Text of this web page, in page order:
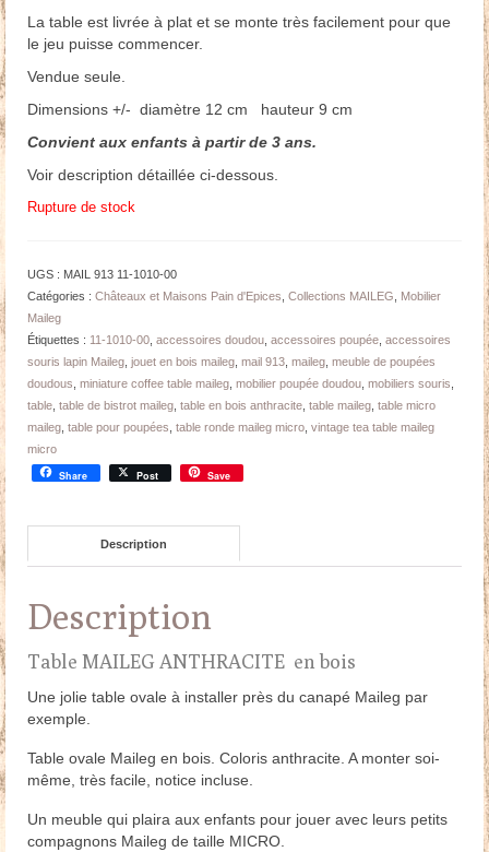
La table est livrée à plat et se monte très facilement pour que
le jeu puisse commencer.
Vendue seule.
Dimensions +/- diamètre 12 cm hauteur 9 cm
Convient aux enfants à partir de 3 ans.
Voir description détaillée ci-dessous.
Rupture de stock
UGS : MAIL 913 11-1010-00
Catégories : Châteaux et Maisons Pain d'Epices Collections MAILEG
Mobilier
Maileg
Étiquettes : 11-1010-00 accessoires doudou accessoires poupée accessoires
souris lapin Maileg jouet en bois maileg mail 913 maileg meuble de poupées
doudous miniature coffee table maileg mobilier poupée doudou mobiliers souris
table table de bistrot maileg table en bois anthracite table maileg table micro
maileg table pour poupées table ronde maileg micro vintage tea table maileg
micro
Share Post Save
Description
Description
Table MAILEG ANTHRACITE en bois
Une jolie table ovale à installer près du canapé Maileg par
exemple.
Table ovale Maileg en bois. Coloris anthracite. A monter soi-
même, très facile, notice incluse.
Un meuble qui plaira aux enfants pour jouer avec leurs petits
compagnons Maileg de taille MICRO.